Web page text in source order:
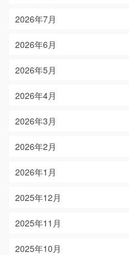
2026年7月
2026年6月
2026年5月
2026年4月
2026年3月
2026年2月
2026年1月
2025年12月
2025年11月
2025年10月